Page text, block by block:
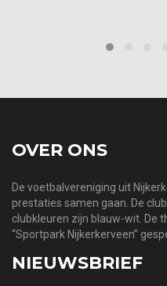
OVER ONS
De voetbalvereniging uit
prestaties samen gaan. De
clubkleuren zijn blauw-wit. De
“Sportpark Nijkerkerveen”
NIEUWSBRIEF